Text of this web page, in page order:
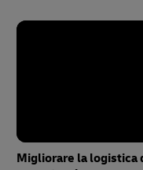
Migliorare la logistica